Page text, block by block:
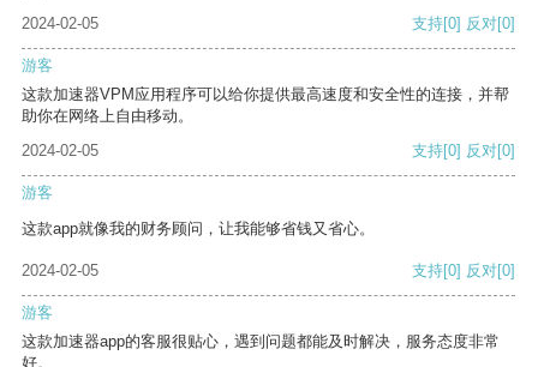
2024-02-05
支持[0] 反对[0]
游客
这款加速器VPM应用程序可以给你提供最高速度和安全性的连接，并帮
助你在网络上自由移动。
2024-02-05
支持[0] 反对[0]
游客
这款app就像我的财务顾问，让我能够省钱又省心。
2024-02-05 支持[0] 反对[0]
游客
这款加速器app的客服很贴心，遇到问题都能及时解决，服务态度非常
好。